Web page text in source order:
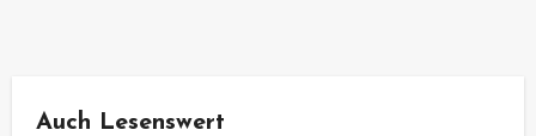
Auch Lesenswert